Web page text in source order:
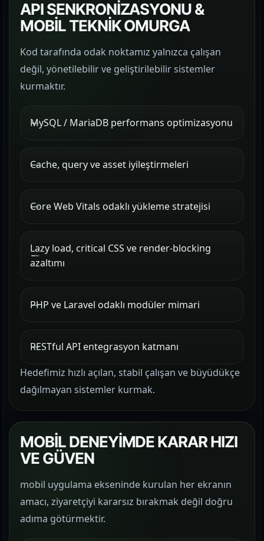
API SENKRONİZASYONU &
MOBİL TEKNİK OMURGA
Kod tarafında odak noktamız yalnızca çalışan
değil, yönetilebilir ve geliştirilebilir sistemler
kurmaktır.
MySQL / MariaDB performans optimizasyonu
Cache, query ve asset iyileştirmeleri
Core Web Vitals odaklı yükleme stratejisi
Lazy load, critical CSS ve render-blocking
azaltımı
PHP ve Laravel odaklı modüler mimari
RESTful API entegrasyon katmanı
Hedefimiz hızlı açılan, stabil çalışan ve büyüdükçe
dağılmayan sistemler kurmak.
MOBİL DENEYİMDE KARAR HIZI
VE GÜVEN
mobil uygulama ekseninde kurulan her ekranın
amacı, ziyaretçiyi kararsız bırakmak değil doğru
adıma götürmektir.